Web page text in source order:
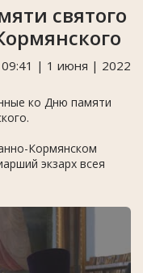
святого
09:41 | 1 июня | 2022
ко Дню памяти
Кормянском
экзарх всея